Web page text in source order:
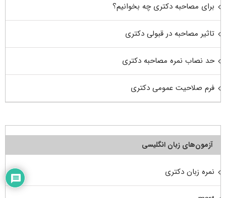
برای مصاحبه دکتری چه بخوانیم؟
تاثیر مصاحبه در قبولی دکتری
حد نصاب نمره مصاحبه دکتری
فرم صلاحیت عمومی دکتری
آزمون‌های زبان انگلیسی
نمره زبان دکتری